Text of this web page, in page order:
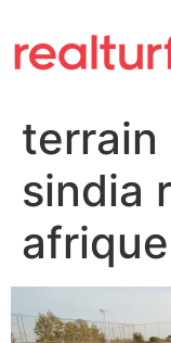
terrain
sindia
afrique